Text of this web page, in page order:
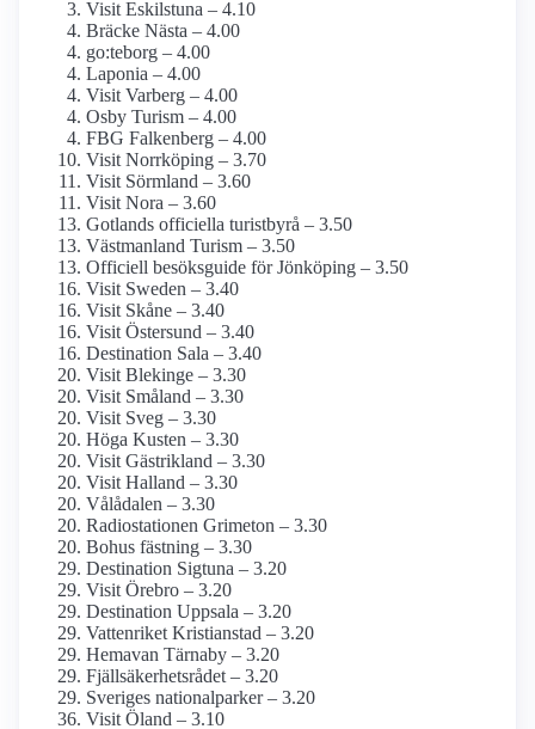
Visit Eskilstuna – 4.10
Bräcke Nästa – 4.00
go:teborg – 4.00
Laponia – 4.00
Visit Varberg – 4.00
Osby Turism – 4.00
FBG Falkenberg – 4.00
Visit Norrköping – 3.70
Visit Sörmland – 3.60
Visit Nora – 3.60
Gotlands officiella turistbyrå – 3.50
Västmanland Turism – 3.50
Officiell besöksguide för Jönköping – 3.50
Visit Sweden – 3.40
Visit Skåne – 3.40
Visit Östersund – 3.40
Destination Sala – 3.40
Visit Blekinge – 3.30
Visit Småland – 3.30
Visit Sveg – 3.30
Höga Kusten – 3.30
Visit Gästrikland – 3.30
Visit Halland – 3.30
Vålådalen – 3.30
Radiostationen Grimeton – 3.30
Bohus fästning – 3.30
Destination Sigtuna – 3.20
Visit Örebro – 3.20
Destination Uppsala – 3.20
Vattenriket Kristianstad – 3.20
Hemavan Tärnaby – 3.20
Fjällsäkerhetsrådet – 3.20
Sveriges nationalparker – 3.20
Visit Öland – 3.10